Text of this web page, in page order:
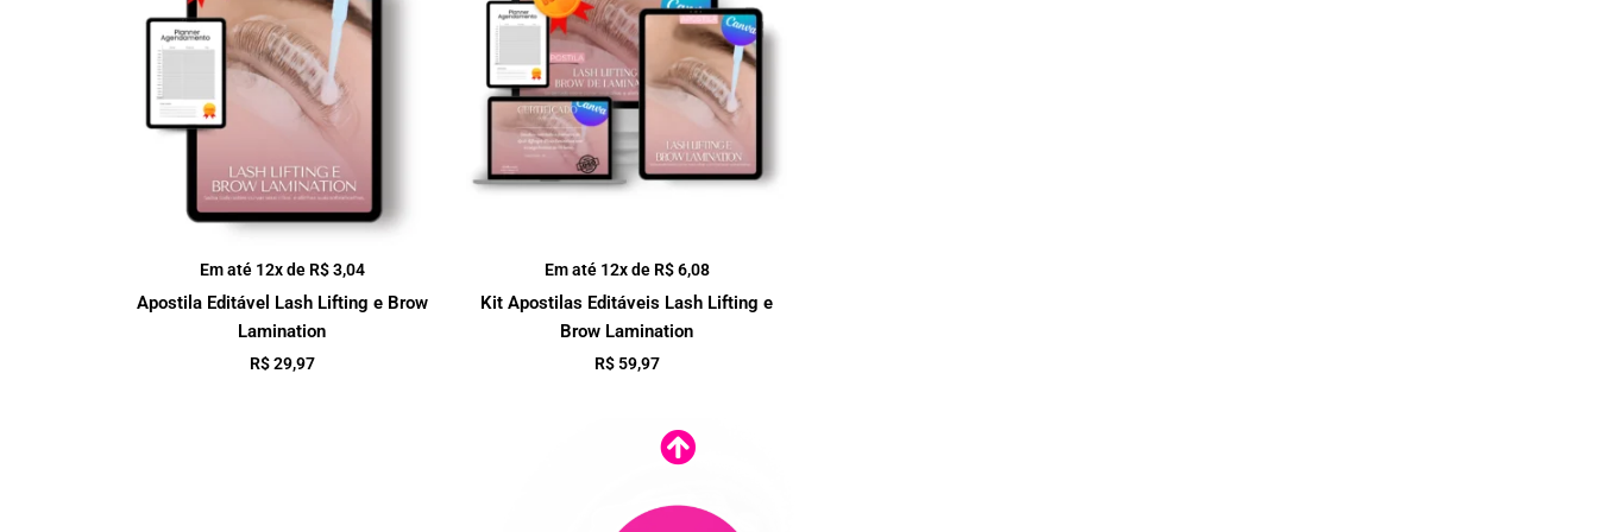
Em até 12x de R$3,04
Apostila Editável Lash Lifting e Brow
Lamination
R$29,97
Em até 12x de R$6,08
Kit Apostilas Editáveis Lash Lifting e
Brow Lamination
R$59,97